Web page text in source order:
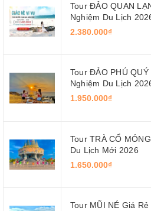
Tour ĐẢO QUAN
Nghiệm Du Lịch
2.380.000₫
Tour ĐẢO PHÚ
Nghiệm Du Lịch
1.950.000₫
Tour TRÀ CỔ
Du Lịch Mới 2026
1.650.000₫
Tour MŨI NÉ Giá